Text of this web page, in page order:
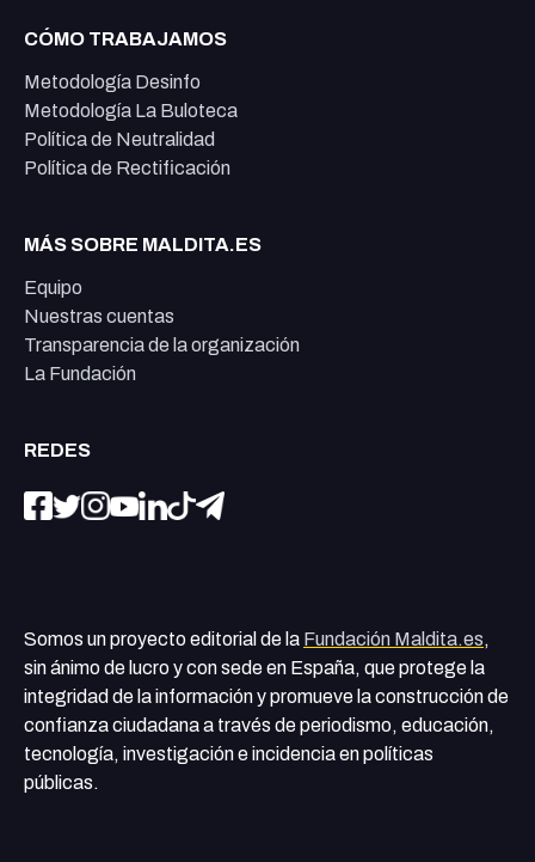
CÓMO TRABAJAMOS
Metodología Desinfo
Metodología La Buloteca
Política de Neutralidad
Política de Rectificación
MÁS SOBRE MALDITA.ES
Equipo
Nuestras cuentas
Transparencia de la organización
La Fundación
REDES
Somos un proyecto editorial de la Fundación Maldita.es,
sin ánimo de lucro y con sede en España, que protege la
integridad de la información y promueve la construcción de
confianza ciudadana a través de periodismo, educación,
tecnología, investigación e incidencia en políticas
públicas.